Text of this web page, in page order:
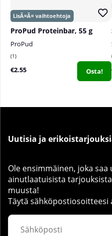
ProPud Proteinbar, 55 g
ProPud
1
€2.55 Osta!
Uutisia ja
Ole ensimmäinen, joka
ainutlaatuisista
muusta!
Täytä sähköpostiosoitteesi